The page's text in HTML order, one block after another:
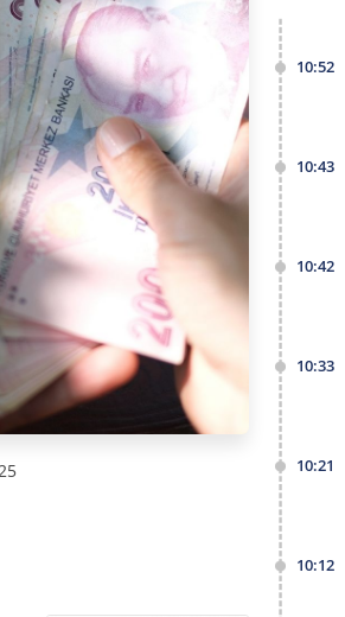
10:52
10:43
10:42
10:33
10:21
10:12